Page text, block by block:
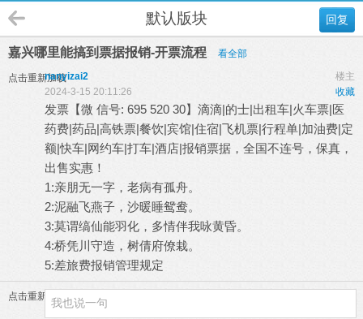
回复
默认版块
嘉兴哪里能搞到票据报销-开票流程 看全部
点击重新加载 楼主
nanyizai2
收藏
2024-3-15 20:11:26
发票【微 信号: 695 520 30】滴滴|的士|出租车|火车票|医
药费|药品|高铁票|餐饮|宾馆|住宿|飞机票|行程单|加油费|定
额|快车|网约车|打车|酒店|报销票据，全国不连号，保真，
出售实惠！
1:亲朋无一字，老病有孤舟。
2:泥融飞燕子，沙暖睡鸳鸯。
3:莫谓缟仙能羽化，多情伴我咏黄昏。
4:桥凭川守造，树倩府僚栽。
5:差旅费报销管理规定
点击重新加载